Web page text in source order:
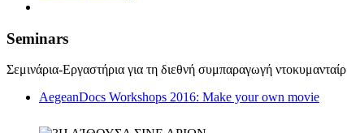
Seminars
Σεμινάρια-Εργαστήρια για τη διεθνή συμπαραγωγή ντοκυμανταίρ
AegeanDocs Workshops 2016: Make your own movie